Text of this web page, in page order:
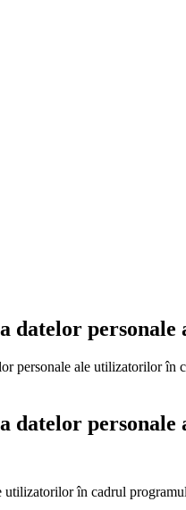
datelor
personale ale utilizatorilor în
datelor
utilizatorilor în cadrul